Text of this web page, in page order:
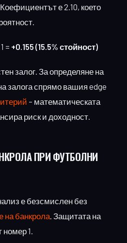
е 2.10, което
= +0.155 (15.5% стойност)
залог. За определяне на
залога спрямо вашия edge
– математическата
риск и доходност.
ПРИ ФУТБОЛНИ
е безсмислен без
на банкрола. Защитата на
номер 1.